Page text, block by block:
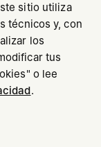
OTB
¿Deseas
sitio utiliza
técnicos y, con
los
tus
o lee
.